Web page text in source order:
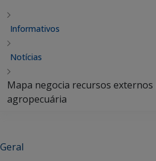
Informativos
Notícias
Mapa negocia recursos
agropecuária
Geral